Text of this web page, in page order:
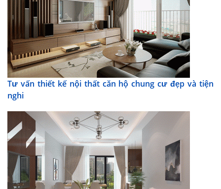
Tư vấn thiết kế nội thất căn hộ chung cư đẹp và tiện
nghi